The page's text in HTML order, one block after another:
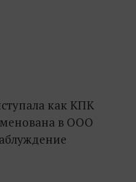
как КПК
в ООО